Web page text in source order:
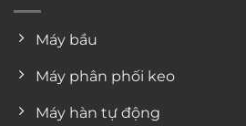
Máy bầu
Máy phân phối keo
Máy hàn tự động